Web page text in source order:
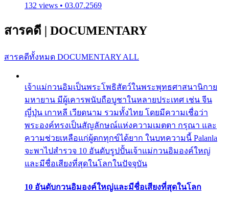
132 views • 03.07.2569
สารคดี | DOCUMENTARY
สารคดีทั้งหมด DOCUMENTARY ALL
เจ้าแม่กวนอิมเป็นพระโพธิสัตว์ในพระพุทธศาสนานิกาย
มหายาน มีผู้เคารพนับถือบูชาในหลายประเทศ เช่น จีน
ญี่ปุ่น เกาหลี เวียดนาม รวมทั้งไทย โดยมีความเชื่อว่า
พระองค์ทรงเป็นสัญลักษณ์แห่งความเมตตา กรุณา และ
ความช่วยเหลือแก่ผู้ตกทุกข์ได้ยาก ในบทความนี้ Palanla
จะพาไปสำรวจ 10 อันดับรูปปั้นเจ้าแม่กวนอิมองค์ใหญ่
และมีชื่อเสียงที่สุดในโลกในปัจจุบัน
10 อันดับกวนอิมองค์ใหญ่และมีชื่อเสียงที่สุดในโลก